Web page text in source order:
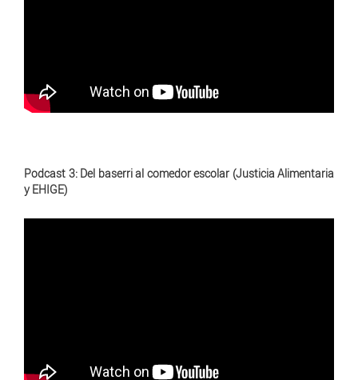
Podcast 3: Del baserri al comedor escolar (Justicia Alimentaria
y EHIGE)